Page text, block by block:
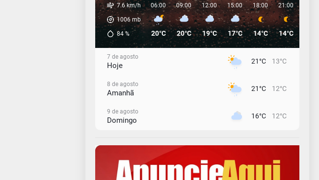
7.6 km/h
1006mb
84%
06:00
20°C
09:00
20°C
12:00
19°C
15:00
17°C
18:00
14°C
21:00
14°C
7 de agosto
Hoje 21°C 13°C
8 de agosto
Amanhã 21°C 12°C
9 de agosto
Domingo 16°C 12°C
Segunda-Feira
11 de agosto
Terça-Feira